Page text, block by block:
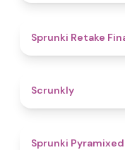
Sprunki Retake
Scrunkly
Sprunki Pyramixed